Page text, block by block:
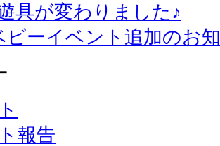
具が変わりました♪
ビーイベント追加のお
報告